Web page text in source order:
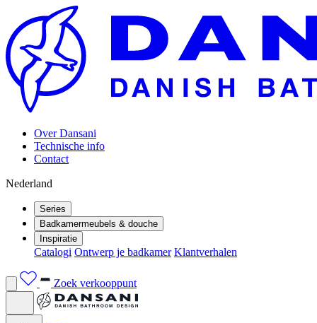
Over Dansani
Technische info
Contact
Nederland
Series
Badkamermeubels & douche
Inspiratie
Catalogi Ontwerp je badkamer Klantverhalen
Zoek verkooppunt